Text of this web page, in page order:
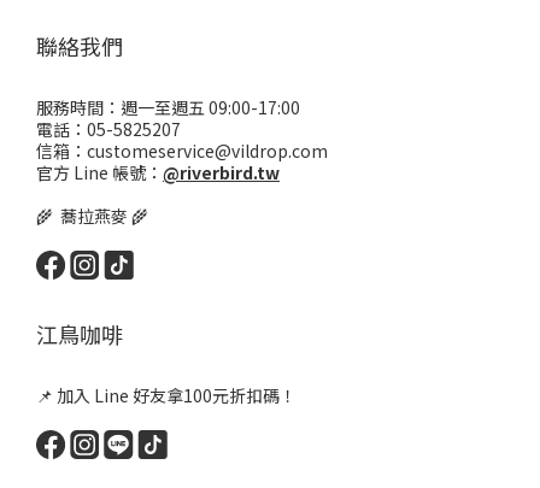
聯絡我們
服務時間：週一至週五 09:00-17:00
電話：05-5825207
信箱：customeservice@vildrop.com
官方 Line 帳號： @riverbird.tw
🌾 蕎拉燕麥 🌾
江鳥咖啡
📌 加入 Line 好友拿100元折扣碼！